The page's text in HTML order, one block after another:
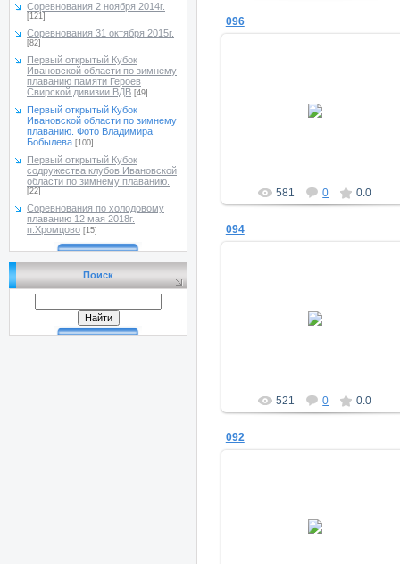
Соревнования 2 ноября 2014г.
[121]
Соревнования 31 октября 2015г.
[82]
Первый открытый Кубок
Ивановской области по зимнему
плаванию памяти Героев
Свирской дивизии ВДВ [49]
Первый открытый Кубок
Ивановской области по зимнему
плаванию. Фото Владимира
Бобылева [100]
Первый открытый Кубок
содружества клубов Ивановской
области по зимнему плаванию.
[22]
Соревнования по холодовому
плаванию 12 мая 2018г.
п.Хромцово [15]
Поиск
096
581 0 0.0
094
521 0 0.0
092